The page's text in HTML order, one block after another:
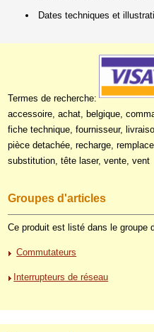
Dates techniques et
Termes de recherche:
accessoire, achat, belgique,
fiche technique, fournisseur,
pièce detachée, recharge,
substitution, tête laser, vente, vent
Groupes d'articles
Ce produit est listé dans le groupe
Commutateurs
Interrupteurs de réseau